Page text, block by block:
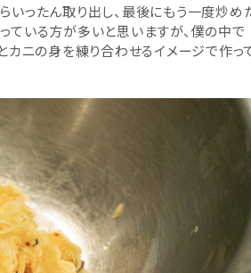
いったん取り出し、最後にもう一度炒め
ている方が多いと思いますが、僕の中で
カニの身を練り合わせるイメージで作っ